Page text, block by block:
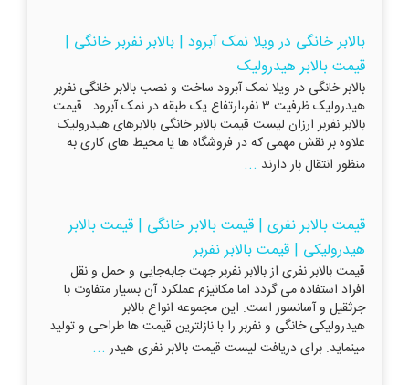
بالابر خانگی در ویلا نمک آبرود | بالابر نفربر خانگی |
قیمت بالابر هیدرولیک
بالابر خانگی در ویلا نمک آبرود ساخت و نصب بالابر خانگی نفربر
هیدرولیک ظرفیت ۳ نفر،ارتفاع یک طبقه در نمک آبرود قیمت
بالابر نفربر ارزان لیست قیمت بالابر خانگی بالابرهای هیدرولیک
علاوه بر نقش مهمی که در فروشگاه ها یا محیط های کاری به
منظور انتقال بار دارند ...
قیمت بالابر نفری | قیمت بالابر خانگی | قیمت بالابر
هیدرولیکی | قیمت بالابر نفربر
قیمت بالابر نفری از بالابر نفربر جهت جابه‌جایی و حمل و نقل
افراد استفاده می گردد اما مکانیزم عملکرد آن بسیار متفاوت با
جرثقیل و آسانسور است. این مجموعه انواع بالابر
هیدرولیکی خانگی و نفربر را با نازلترین قیمت ها طراحی و تولید
مینماید. برای دریافت لیست قیمت بالابر نفری هیدر ...